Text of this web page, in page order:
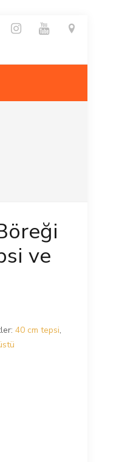
ve
40 cm tepsi,